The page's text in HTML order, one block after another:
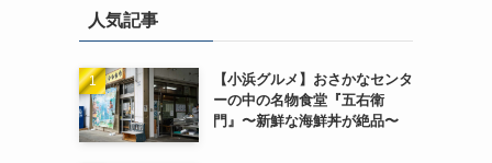
人気記事
【小浜グルメ】おさかなセンタ
ーの中の名物食堂『五右衛
門』〜新鮮な海鮮丼が絶品〜